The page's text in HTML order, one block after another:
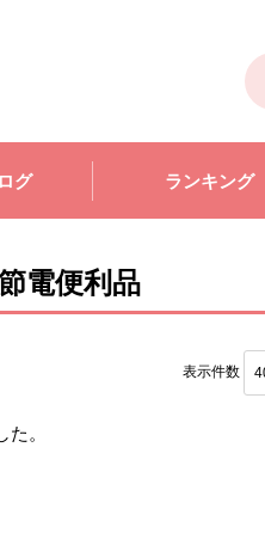
グ ランキング
電便利品
表示件数
。